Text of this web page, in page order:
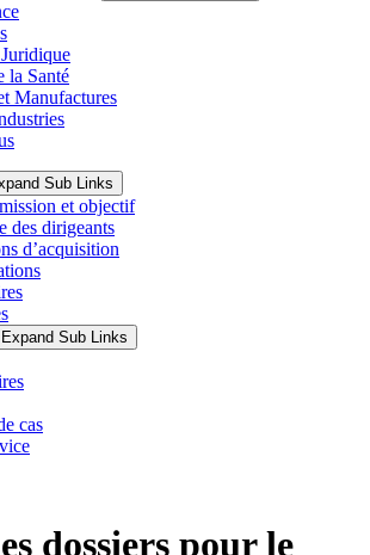
la Santé
Manufactures
Sub Links
et objectif
des dirigeants
d’acquisition
Expand Sub Links
cas
dossiers pour le